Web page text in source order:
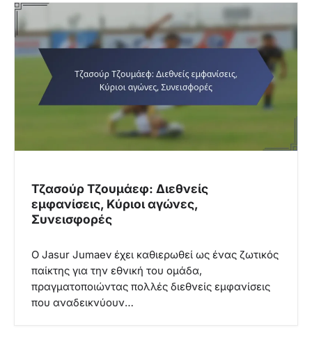
Τζασούρ Τζουμάεφ: Διεθνείς
εμφανίσεις, Κύριοι αγώνες,
Συνεισφορές
Ο Jasur Jumaev έχει καθιερωθεί ως ένας ζωτικός
παίκτης για την εθνική του ομάδα,
πραγματοποιώντας πολλές διεθνείς εμφανίσεις
που αναδεικνύουν…